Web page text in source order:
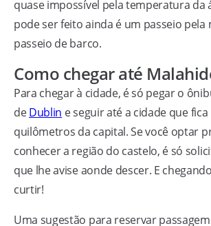
quase impossível pela temperatura da
pode ser feito ainda é um passeio pela
passeio de barco.
Como chegar até
Para chegar à cidade, é só pegar o
deDublin e seguir até a cidade que
quilômetros da capital. Se você optar
conhecer a região do castelo, é só
que lhe avise aonde descer. E
curtir!
Uma sugestão para reservar